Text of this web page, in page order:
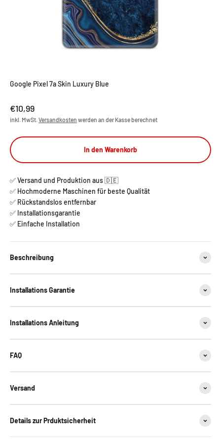
Google Pixel 7a Skin Luxury Blue
Angebot
€10,99
inkl. MwSt.Versandkosten werden an der Kasse berechnet
In den Warenkorb
✅ Versand und Produktion aus 🇩🇪
✅ Hochmoderne Maschinen für beste Qualität
✅ Rückstandslos entfernbar
✅ Installationsgarantie
✅ Einfache Installation
Beschreibung
Installations Garantie
Installations Anleitung
FAQ
Versand
Details zur Prduktsicherheit